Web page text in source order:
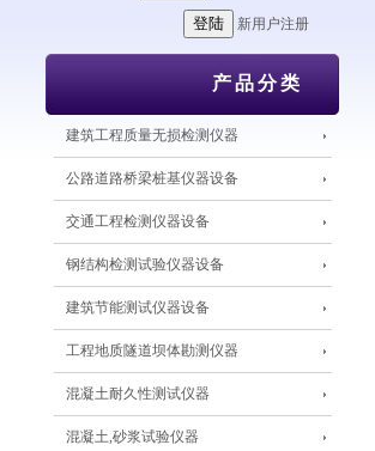
新用户注册
产品分类
建筑工程质量无损检测仪器
公路道路桥梁桩基仪器设备
交通工程检测仪器设备
钢结构检测试验仪器设备
建筑节能测试仪器设备
工程地质隧道坝体勘测仪器
混凝土耐久性测试仪器
混凝土,砂浆试验仪器